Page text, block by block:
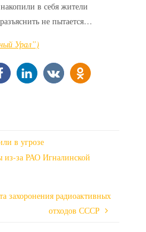
в себя жители
не пытается…
Урал”)
в угрозе
из-за РАО Игналинской
захоронения радиоактивных
отходов СССР